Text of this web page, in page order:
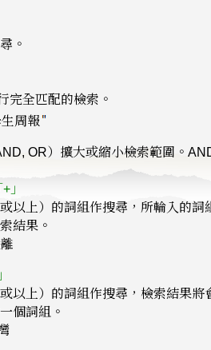
。
完全匹配的檢索。
周報
OR）擴大或縮小檢索範圍。
+」
以上）的詞組作搜尋，所輪入的詞
結果。
以上）的詞組作搜尋，檢索結果將
個詞組。